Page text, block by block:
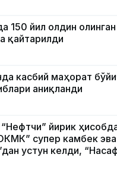
150 йил олдин
қайтарилди
касбий маҳорат
аниқланди
йирик
супер камбек
устун келди,